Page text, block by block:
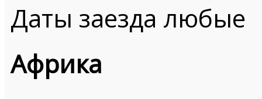
Даты заезда любые
Африка